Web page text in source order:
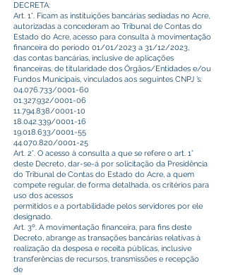
DECRETA:
Art. 1°. Ficam as instituições bancárias sediadas no Acre,
autorizadas a concederam ao Tribunal de Contas do
Estado do Acre, acesso para consulta à movimentação
financeira do período 01/01/2023 a 31/12/2023,
das contas bancárias, inclusive de aplicações
financeiras, de titularidade dos Órgãos/Entidades e/ou
Fundos Municipais, vinculados aos seguintes CNPJ ’s:
04.076.733/0001-60
01.327.932/0001-06
11.794.838/0001-10
18.042.339/0001-16
19.018.633/0001-55
44.070.820/0001-25
Art. 2°. O acesso à consulta a que se refere o art. 1°
deste Decreto, dar-se-á por solicitação da Presidência
do Tribunal de Contas do Estado do Acre, a quem
compete regular, de forma detalhada, os critérios para
uso dos acessos
permitidos e a portabilidade pelos servidores por ele
designado.
Art. 3º. A movimentação financeira, para fins deste
Decreto, abrange as transações bancárias relativas à
realização da despesa e receita públicas, inclusive
transferências de recursos, transmissões e recepção
de